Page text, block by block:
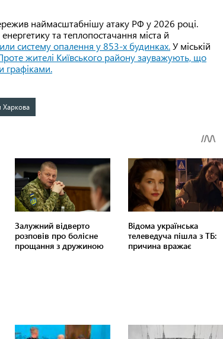
наймасштабнішу атаку РФ у 2026 році.
та теплопостачання міста й
систему опалення у 853-х будинках.У міській
жителі Київського району зауважують, що
графіками.
Харкова